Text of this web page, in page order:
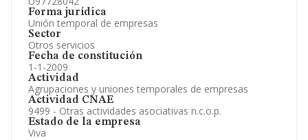
Forma jurídica
Unión temporal de empresas
Sector
Otros servicios
Fecha de constitución
1-1-2009
Actividad
Agrupaciones y uniones temporales de empresas
Actividad CNAE
9499 - Otras actividades asociativas n.c.o.p.
Estado de la empresa
Viva